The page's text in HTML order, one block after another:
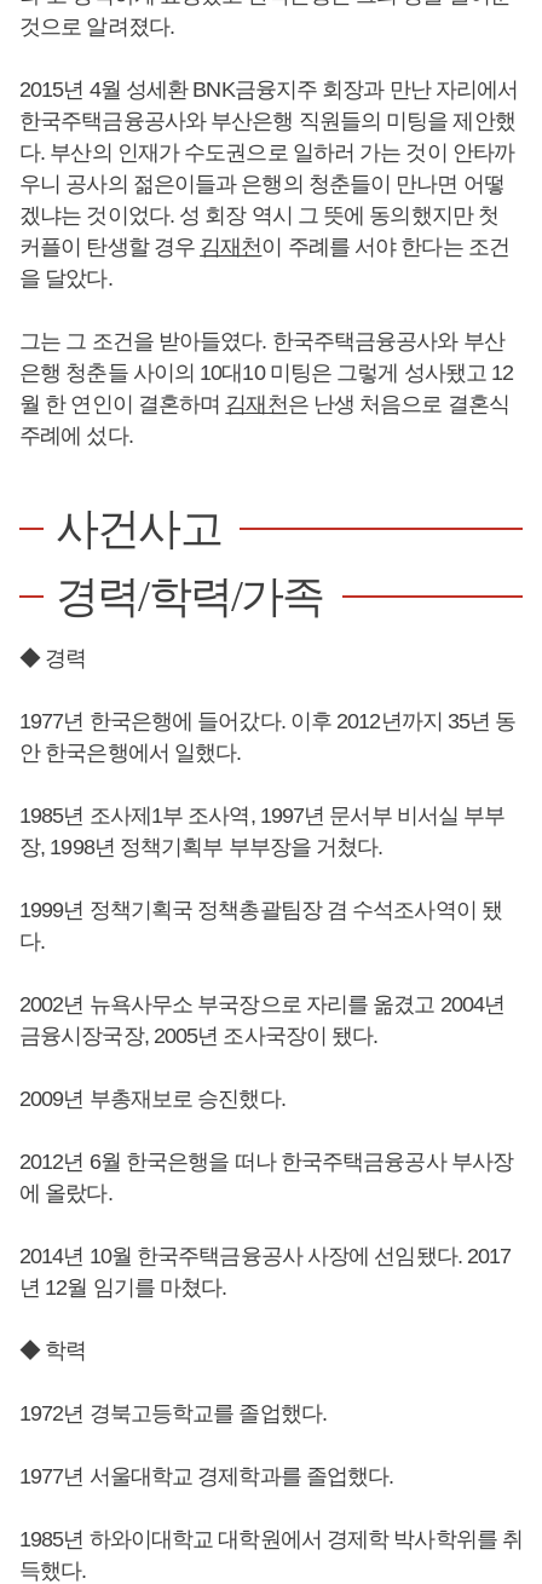
것으로 알려졌다.
2015년 4월 성세환 BNK금융지주 회장과 만난 자리에서
한국주택금융공사와 부산은행 직원들의 미팅을 제안했
다. 부산의 인재가 수도권으로 일하러 가는 것이 안타까
우니 공사의 젊은이들과 은행의 청춘들이 만나면 어떻
겠냐는 것이었다. 성 회장 역시 그 뜻에 동의했지만 첫
커플이 탄생할 경우 김재천이 주례를 서야 한다는 조건
을 달았다.
그는 그 조건을 받아들였다. 한국주택금융공사와 부산
은행 청춘들 사이의 10대10 미팅은 그렇게 성사됐고 12
월 한 연인이 결혼하며 김재천은 난생 처음으로 결혼식
주례에 섰다.
사건사고
경력/학력/가족
◆ 경력
1977년 한국은행에 들어갔다. 이후 2012년까지 35년 동
안 한국은행에서 일했다.
1985년 조사제1부 조사역, 1997년 문서부 비서실 부부
장, 1998년 정책기획부 부부장을 거쳤다.
1999년 정책기획국 정책총괄팀장 겸 수석조사역이 됐
다.
2002년 뉴욕사무소 부국장으로 자리를 옮겼고 2004년
금융시장국장, 2005년 조사국장이 됐다.
2009년 부총재보로 승진했다.
2012년 6월 한국은행을 떠나 한국주택금융공사 부사장
에 올랐다.
2014년 10월 한국주택금융공사 사장에 선임됐다. 2017
년 12월 임기를 마쳤다.
◆ 학력
1972년 경북고등학교를 졸업했다.
1977년 서울대학교 경제학과를 졸업했다.
1985년 하와이대학교 대학원에서 경제학 박사학위를 취
득했다.